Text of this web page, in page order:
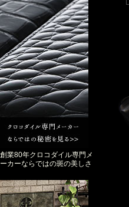
創業80年クロコダイル専門メ
ーカーならではの斑の美しさ